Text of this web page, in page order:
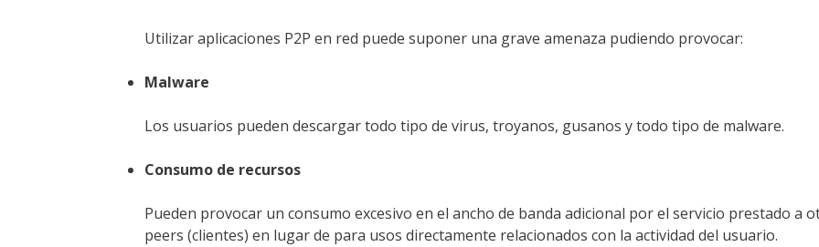
Utilizar aplicaciones P2P en red puede suponer una grave amenaza pudiendo provocar:
Malware
Los usuarios pueden descargar todo tipo de virus, troyanos, gusanos y todo tipo de malware.
Consumo de recursos
Pueden provocar un consumo excesivo en el ancho de banda adicional por el servicio prestado a
peers (clientes) en lugar de para usos directamente relacionados con la actividad del usuario.